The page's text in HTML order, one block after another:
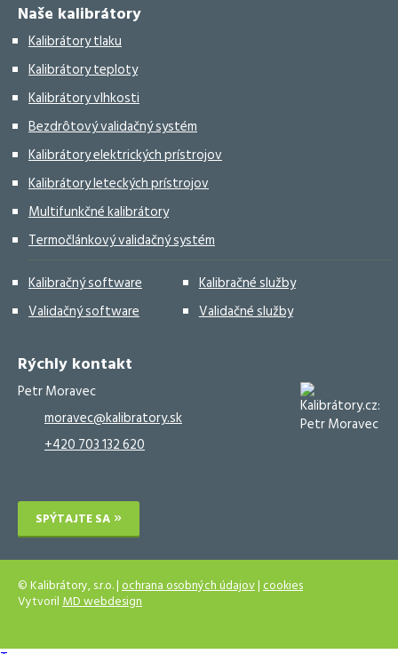
Naše kalibrátory
Kalibrátory tlaku
Kalibrátory teploty
Kalibrátory vlhkosti
Bezdrôtový validačný systém
Kalibrátory elektrických prístrojov
Kalibrátory leteckých prístrojov
Multifunkčné kalibrátory
Termočlánkový validačný systém
Kalibračný software
Kalibračné služby
Validačný software
Validačné služby
Rýchly kontakt
Petr Moravec
moravec@kalibratory.sk
+420 703 132 620
SPÝTAJTE SA
© Kalibrátory, s.r.o. |ochrana osobných údajov|cookies
VytvorilMD webdesign